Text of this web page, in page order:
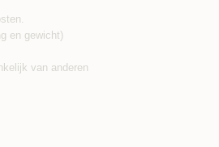
en gewicht)
van anderen